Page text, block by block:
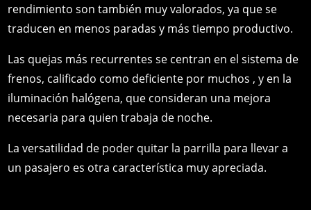
rendimiento son también muy valorados, ya que se
traducen en menos paradas y más tiempo productivo.
Las quejas más recurrentes se centran en el sistema de
frenos, calificado como deficiente por muchos , y en la
iluminación halógena, que consideran una mejora
necesaria para quien trabaja de noche.
La versatilidad de poder quitar la parrilla para llevar a
un pasajero es otra característica muy apreciada.